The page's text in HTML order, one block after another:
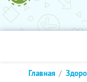
Главная